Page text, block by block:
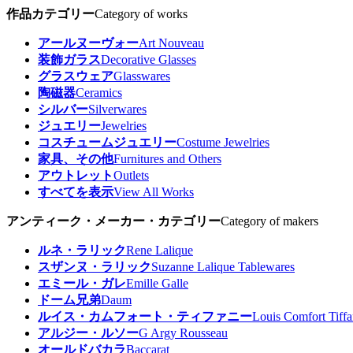
作品カテゴリーCategory of works
アールヌーヴォーArt Nouveau
装飾ガラスDecorative Glasses
グラスウェアGlasswares
陶磁器Ceramics
シルバーSilverwares
ジュエリーJewelries
コスチュームジュエリーCostume Jewelries
家具、その他Furnitures and Others
アウトレットOutlets
すべてを表示View All Works
アンティーク・メーカー・カテゴリーCategory of makers
ルネ・ラリックRene Lalique
スザンヌ・ラリックSuzanne Lalique Tablewares
エミール・ガレEmille Galle
ドーム兄弟Daum
ルイス・カムフォート・ティファニーLouis Comfort
アルジー・ルソーG Argy Rousseau
オールドバカラBaccarat